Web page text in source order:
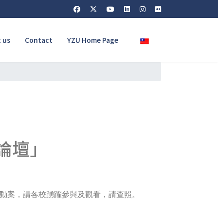
us Contact YZU Home Page Select your language
」
案，請各校踴躍參與及觀看，請查照。